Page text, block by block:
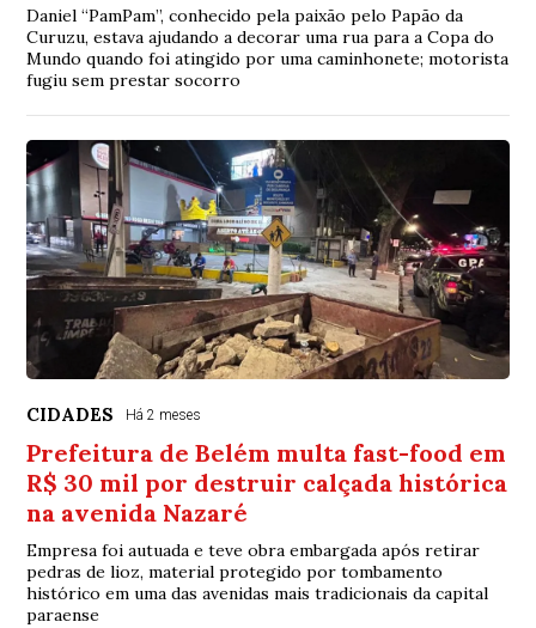
Daniel “PamPam”, conhecido pela paixão pelo Papão da
Curuzu, estava ajudando a decorar uma rua para a Copa do
Mundo quando foi atingido por uma caminhonete; motorista
fugiu sem prestar socorro
CIDADES Há 2 meses
Prefeitura de Belém multa fast-food em
R$ 30 mil por destruir calçada histórica
na avenida Nazaré
Empresa foi autuada e teve obra embargada após retirar
pedras de lioz, material protegido por tombamento
histórico em uma das avenidas mais tradicionais da capital
paraense